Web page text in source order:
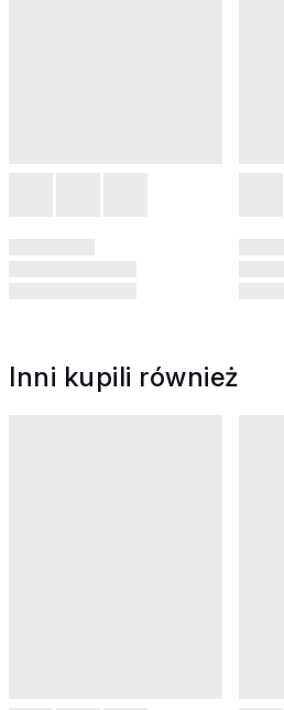
Inni kupili również